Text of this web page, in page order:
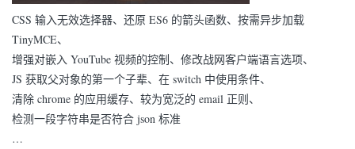
CSS 输入无效选择器、还原 ES6 的箭头函数、按需异步加载
TinyMCE、
增强对嵌入 YouTube 视频的控制、修改战网客户端语言选项、
JS 获取父对象的第一个子辈、在 switch 中使用条件、
清除 chrome 的应用缓存、较为宽泛的 email 正则、
检测一段字符串是否符合 json 标准
…